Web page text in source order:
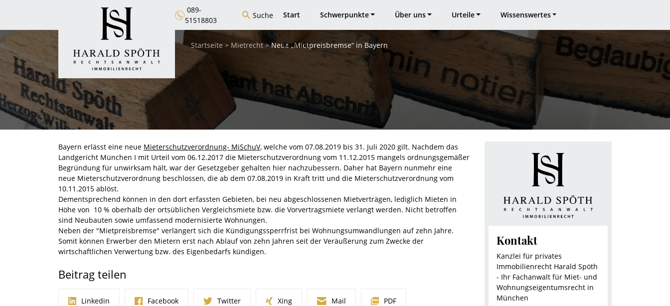
089-
51518803
Suche Start Schwerpunkte Über uns Urteile Wissenswertes
Kontakt
Startseite > Mietrecht>Neue „Mietpreisbremse“ in Bayern
Bayern erlässt eine neue Mieterschutzverordnung- MiSchuV, welche vom 07.08.2019 bis 31. Juli 2020 gilt. Nachdem das
Landgericht München I mit Urteil vom 06.12.2017 die Mieterschutzverordnung vom 11.12.2015 mangels ordnungsgemäßer
Begründung für unwirksam hält, war der Gesetzgeber gehalten hier nachzubessern. Daher hat Bayern nunmehr eine
neue Mieterschutzverordnung beschlossen, die ab dem 07.08.2019 in Kraft tritt und die Mieterschutzverordnung vom
10.11.2015 ablöst.
Dementsprechend können in den dort erfassten Gebieten, bei neu abgeschlossenen Mietverträgen, lediglich Mieten in
Höhe von 10 % oberhalb der ortsüblichen Vergleichsmiete bzw. die Vorvertragsmiete verlangt werden. Nicht betroffen
sind Neubauten sowie umfassend modernisierte Wohnungen.
Neben der "Mietpreisbremse" verlängert sich die Kündigungssperrfrist bei Wohnungsumwandlungen auf zehn Jahre.
Somit können Erwerber den Mietern erst nach Ablauf von zehn Jahren seit der Veräußerung zum Zwecke der
wirtschaftlichen Verwertung bzw. des Eigenbedarfs kündigen.
Beitrag teilen
Linkedin Facebook Twitter Xing Mail PDF
Kontakt
Kanzlei für privates
Immobilienrecht Harald Spöth
- Ihr Fachanwalt für Miet- und
Wohnungseigentumsrecht in
München